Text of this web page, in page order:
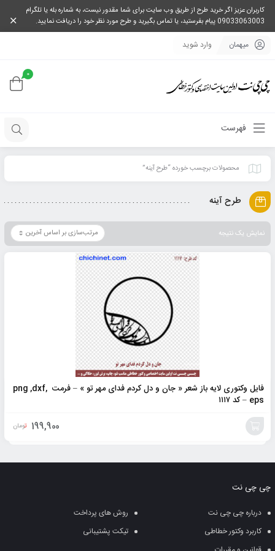
کاربران عزیز اگر خرید طرح از طریق وب سایت برای شما مقدور نیست، به شماره بله یا تلگرام
09033063003 پیام بفرستید، یا تماس بگیرید و طرح مورد نظر خود را دریافت نمایید.
میهمان وارد شوید
0
فهرست
محصولات برچسب خورده “طرح آینه”
طرح آینه
نمایش یک نتیجه
فایل وکتوری لایه باز شعر « جان و دل کردم فدای مهر تو » – فرمت png ,dxf,
eps – کد ۱۱۱۷
199,900 تومان
سبد
چی چی نت
درباره چی چی نت
روش های پرداخت
کاربرد وکتور خطاطی
تیکت پشتیبانی